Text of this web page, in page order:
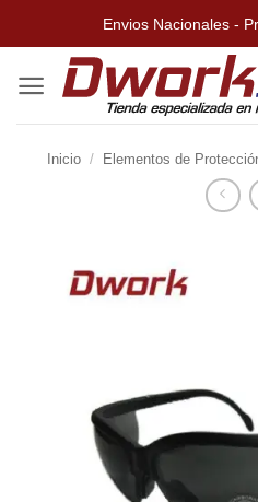
contenido
Envios Nacionales -
Inicio / Elementos de